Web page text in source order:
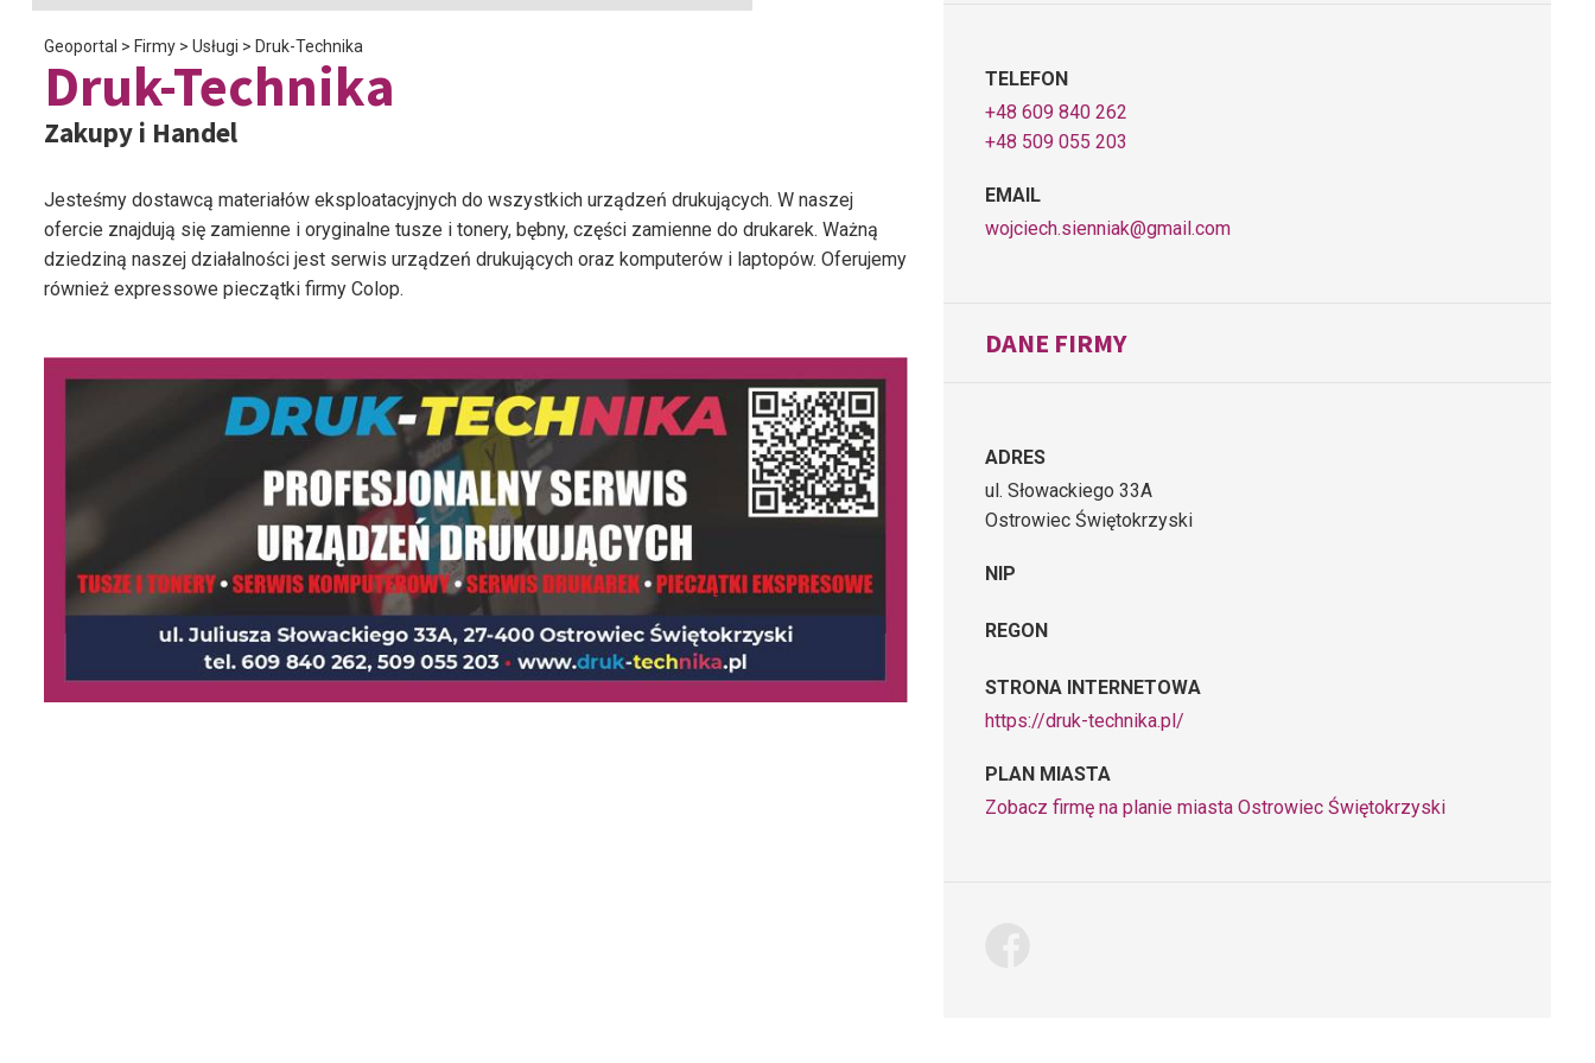
Geoportal > Firmy > Usługi > Druk-Technika
Druk-Technika
Zakupy i Handel
Jesteśmy dostawcą materiałów eksploatacyjnych do wszystkich urządzeń drukujących. W naszej
ofercie znajdują się zamienne i oryginalne tusze i tonery, bębny, części zamienne do drukarek. Ważną
dziedziną naszej działalności jest serwis urządzeń drukujących oraz komputerów i laptopów. Oferujemy
również expressowe pieczątki firmy Colop.
TELEFON
+48 609 840 262
+48 509 055 203
EMAIL
wojciech.sienniak@gmail.com
DANE FIRMY
ADRES
ul. Słowackiego 33A
Ostrowiec Świętokrzyski
NIP
REGON
STRONA INTERNETOWA
https://druk-technika.pl/
PLAN MIASTA
Zobacz firmę na planie miasta Ostrowiec Świętokrzyski